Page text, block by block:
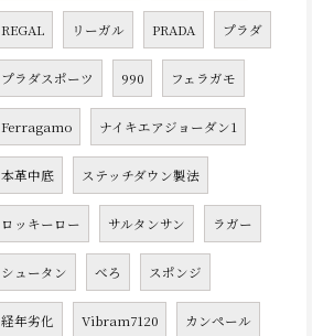
REGAL リーガル PRADA プラダ
プラダスポーツ 990 フェラガモ
Ferragamo ナイキエアジョーダン1
本革中底 ステッチダウン製法
ロッキーロー サルタンサン ラガー
シュータン べろ スポンジ
経年劣化 Vibram7120 カンペール